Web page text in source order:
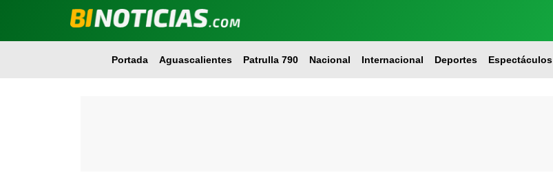
Portada Aguascalientes Patrulla 790 Nacional Internacional Deportes Espectáculos